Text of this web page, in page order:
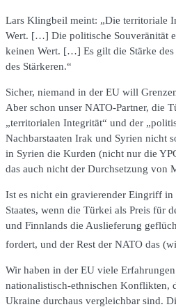
Lars Klingbeil meint: „Die territoriale
Wert. […] Die politische Souveränität
keinen Wert. […] Es gilt die Stärke des
des Stärkeren.“
Sicher, niemand in der EU will
Aber schon unser NATO-Partner, die
„territorialen Integrität“ und der
Nachbarstaaten Irak und Syrien nicht
in Syrien die Kurden (nicht nur die
das auch nicht der Durchsetzung von
Ist es nicht ein gravierender Eingriff in
Staates, wenn die Türkei als Preis für
und Finnlands die Auslieferung
fordert, und der Rest der NATO das
Wir haben in der EU viele
nationalistisch-ethnischen Konflikten,
Ukraine durchaus vergleichbar sind.